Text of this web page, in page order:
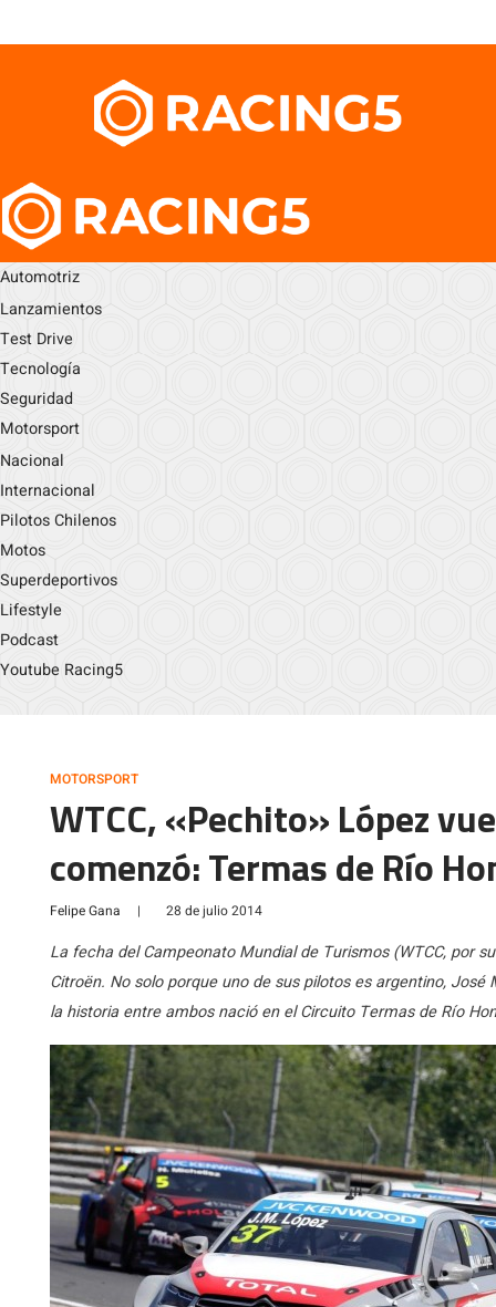
Automotriz
Lanzamientos
Test Drive
Tecnología
Seguridad
Motorsport
Nacional
Internacional
Pilotos Chilenos
Motos
Superdeportivos
Lifestyle
Podcast
Youtube Racing5
MOTORSPORT
WTCC, «Pechito» López
comenzó: Termas de Río
Felipe Gana | 28 de julio 2014
La fecha del Campeonato Mundial de Turismos (WTCC, por
Citroën. No solo porque uno de sus pilotos es argentino,
la historia entre ambos nació en el Circuito Termas de Río